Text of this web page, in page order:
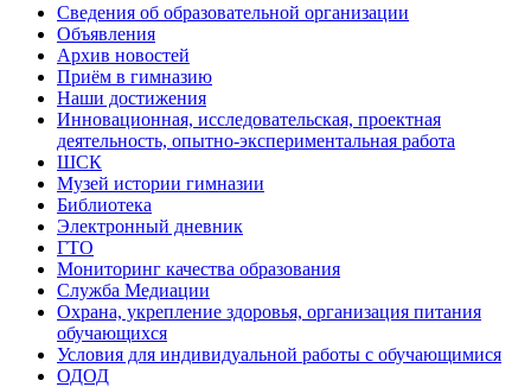
Сведения об образовательной организации
Объявления
Архив новостей
Приём в гимназию
Наши достижения
Инновационная, исследовательская, проектная
деятельность, опытно-экспериментальная работа
ШСК
Музей истории гимназии
Библиотека
Электронный дневник
ГТО
Мониторинг качества образования
Служба Медиации
Охрана, укрепление здоровья, организация питания
обучающихся
Условия для индивидуальной работы с обучающимися
ОДОД